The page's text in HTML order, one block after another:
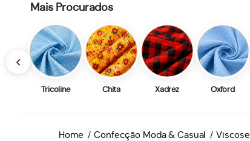
‹
Mais Procurados
Tricoline Chita Xadrez Oxford
Home Confecção Moda & Casual Viscose